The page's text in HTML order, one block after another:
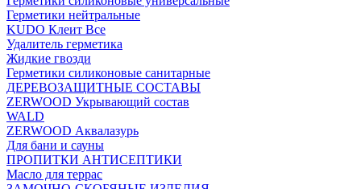
Герметики нейтральные
KUDO Клеит Все
Удалитель герметика
Жидкие гвозди
Герметики силиконовые санитарные
ДЕРЕВОЗАЩИТНЫЕ СОСТАВЫ
ZERWOOD Укрывающий состав
WALD
ZERWOOD Аквалазурь
Для бани и сауны
ПРОПИТКИ АНТИСЕПТИКИ
Масло для террас